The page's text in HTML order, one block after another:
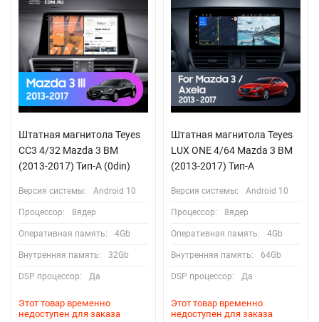
Штатная магнитола Teyes
CC3 4/32 Mazda 3 BM
(2013-2017) Тип-A (0din)
Версия системы: Android 10
Процессор: 8ядер
Оперативная память: 4Gb
Внутренняя память: 32Gb
DSP процессор: Да
Этот товар временно
недоступен для заказа
Штатная магнитола Teyes
LUX ONE 4/64 Mazda 3 BM
(2013-2017) Тип-A
Версия системы: Android 10
Процессор: 8ядер
Оперативная память: 4Gb
Внутренняя память: 64Gb
DSP процессор: Да
Этот товар временно
недоступен для заказа